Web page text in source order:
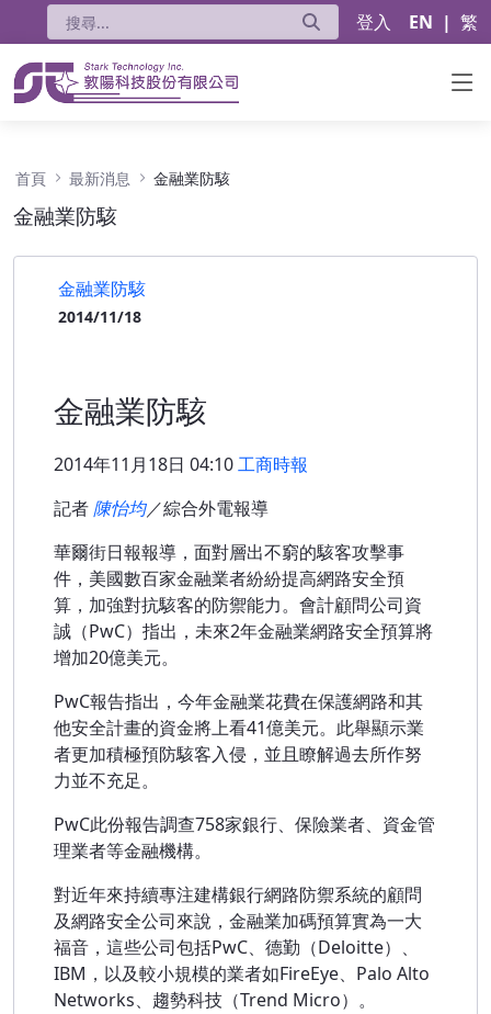
登入 EN | 繁
首頁 最新消息 金融業防駭
金融業防駭
金融業防駭
2014/11/18
金融業防駭
2014年11月18日 04:10工商時報
記者 陳怡均／綜合外電報導
華爾街日報報導，面對層出不窮的駭客攻擊事
件，美國數百家金融業者紛紛提高網路安全預
算，加強對抗駭客的防禦能力。會計顧問公司資
誠（PwC）指出，未來2年金融業網路安全預算將
增加20億美元。
PwC報告指出，今年金融業花費在保護網路和其
他安全計畫的資金將上看41億美元。此舉顯示業
者更加積極預防駭客入侵，並且瞭解過去所作努
力並不充足。
PwC此份報告調查758家銀行、保險業者、資金管
理業者等金融機構。
對近年來持續專注建構銀行網路防禦系統的顧問
及網路安全公司來說，金融業加碼預算實為一大
福音，這些公司包括PwC、德勤（Deloitte）、
IBM，以及較小規模的業者如FireEye、Palo Alto
Networks、趨勢科技（Trend Micro）。